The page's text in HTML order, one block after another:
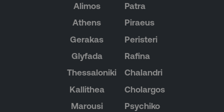
Alimos
Athens
Gerakas
Glyfada
Thessaloniki
Kallithea
Marousi
Patra
Piraeus
Peristeri
Rafina
Chalandri
Cholargos
Psychiko